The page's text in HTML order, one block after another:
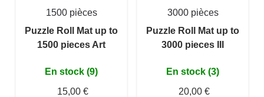
1500 pièces
Puzzle Roll Mat up to
1500 pieces Art
En stock (9)
15,00 €
3000 pièces
Puzzle Roll Mat up to
3000 pieces III
En stock (3)
20,00 €